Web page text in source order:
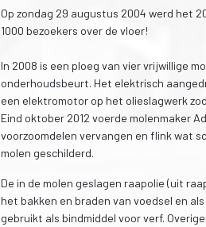
Op zondag 29 augustus 2004 werd het
1000 bezoekers over de vloer!
In 2008 is een ploeg van vier vrijwillige
onderhoudsbeurt. Het elektrisch
een elektromotor op het olieslagwerk
Eind oktober 2012 voerde molenmaker
voorzoomdelen vervangen en flink wat
molen geschilderd.
De in de molen geslagen raapolie (uit
het bakken en braden van voedsel en
gebruikt als bindmiddel voor verf.